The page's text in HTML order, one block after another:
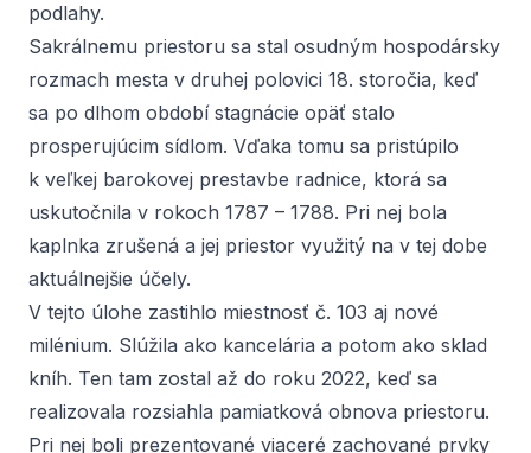
podlahy.
Sakrálnemu priestoru sa stal osudným hospodársky
rozmach mesta v druhej polovici 18. storočia, keď
sa po dlhom období stagnácie opäť stalo
prosperujúcim sídlom. Vďaka tomu sa pristúpilo
k veľkej barokovej prestavbe radnice, ktorá sa
uskutočnila v rokoch 1787 – 1788. Pri nej bola
kaplnka zrušená a jej priestor využitý na v tej dobe
aktuálnejšie účely.
V tejto úlohe zastihlo miestnosť č. 103 aj nové
milénium. Slúžila ako kancelária a potom ako sklad
kníh. Ten tam zostal až do roku 2022, keď sa
realizovala rozsiahla pamiatková obnova priestoru.
Pri nej boli prezentované viaceré zachované prvky